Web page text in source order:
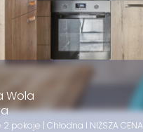
Wola
pokoje | Chłodna I NIŻSZA CENA